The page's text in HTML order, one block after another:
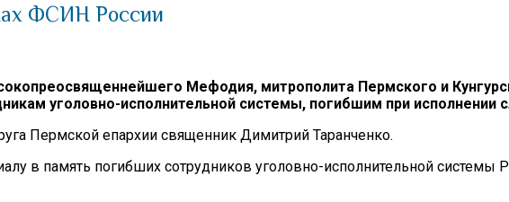
ФСИН России
Мефодия, митрополита Пермского и
уголовно-исполнительной системы, погибшим при исполнении
Пермской епархии священник Димитрий Таранченко.
в память погибших сотрудников уголовно-исполнительной